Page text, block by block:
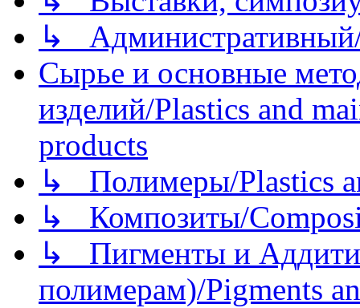
↳
Сырье и основные
изделий/Plastics and
products
↳ Полимеры/Plastics
↳ Композиты/
↳ Пигменты и
полимерам)/Pigments